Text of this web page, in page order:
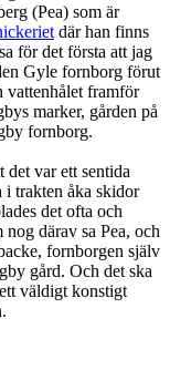
(Pea) som är
där han finns
för det första att jag
Gyle fornborg förut
vattenhålet framför
marker, gården på
fornborg.
det var ett sentida
i trakten åka skidor
det ofta och
därav sa Pea, och
fornborgen själv
gård. Och det ska
väldigt konstigt